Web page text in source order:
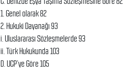
1. Genel olarak 82
2. Hukuki Dayanağı 93
i. Uluslararası Sözleşmelerde 93
ii. Türk Hukukunda 103
D. UCP’ye Göre 105